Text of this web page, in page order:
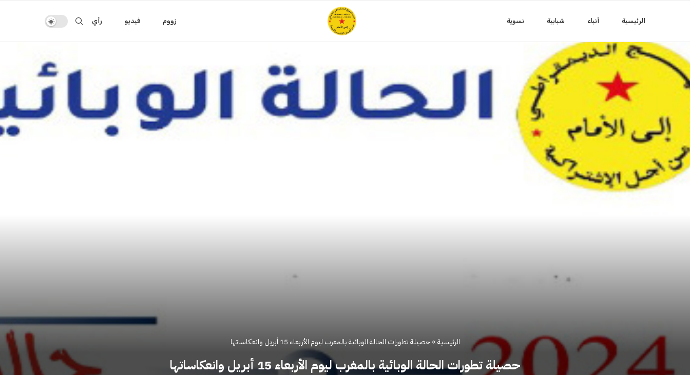
الرئيسية أنباء شبابية نسوية زووم فيديو رأي
الرئيسية»حصيلة تطورات الحالة الوبائية بالمغرب ليوم الأربعاء 15 أبريل وانعكاساتها
حصيلة تطورات الحالة الوبائية بالمغرب ليوم الأربعاء 15 أبريل وانعكاساتها